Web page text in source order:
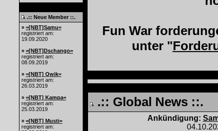
.:: Neue Member ::.
» =[NBT]Samu=
registriert am:
19.09.2020
» =[NBT]Dschango=
registriert am:
08.09.2019
» =[NBT] Qwik=
registriert am:
26.03.2019
» =[NBT] Kampa=
registriert am:
25.03.2019
» =[NBT] Musti=
registriert am:
Fun War
unter "
.:: Global News ::.
Ankündigung: